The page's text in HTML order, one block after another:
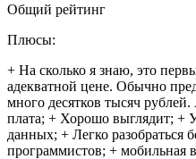
Общий рейтинг
Плюсы:
+ На сколько я знаю, это
адекватной цене. Обычно
много десятков тысяч
плата; + Хорошо выглядит; +
данных; + Легко разобраться
программистов; + мобильная